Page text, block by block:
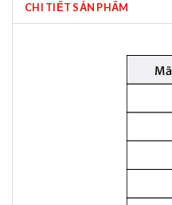
CHI TIẾT SẢN PHẨM